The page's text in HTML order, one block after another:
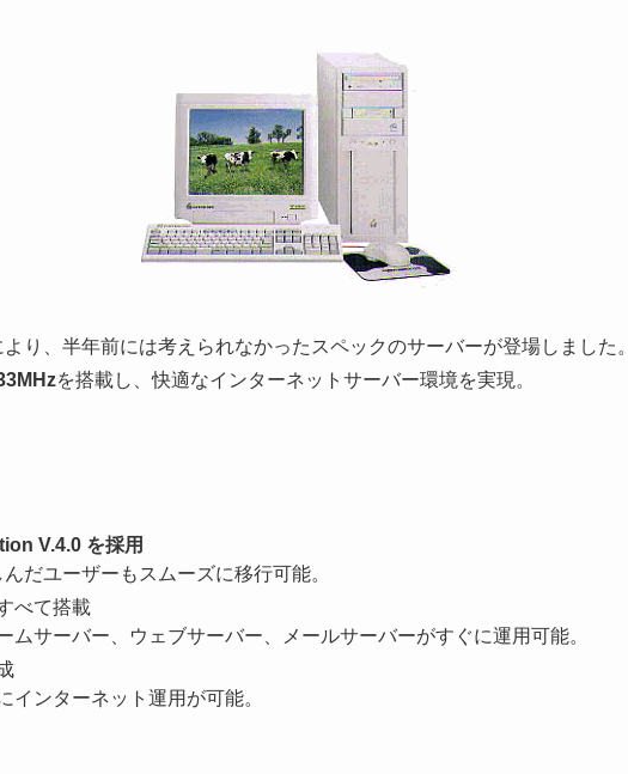
り、半年前には考えられなかったスペックのサーバーが登場しました。
を搭載し、快適なインターネットサーバー環境を実現。
V.4.0 を採用
だユーザーもスムーズに移行可能。
べて搭載
ムサーバー、ウェブサーバー、メールサーバーがすぐに運用可能。
インターネット運用が可能。